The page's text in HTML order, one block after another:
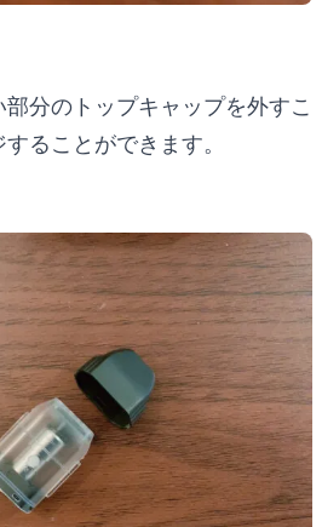
分のトップキャップを外すこ
ることができます。